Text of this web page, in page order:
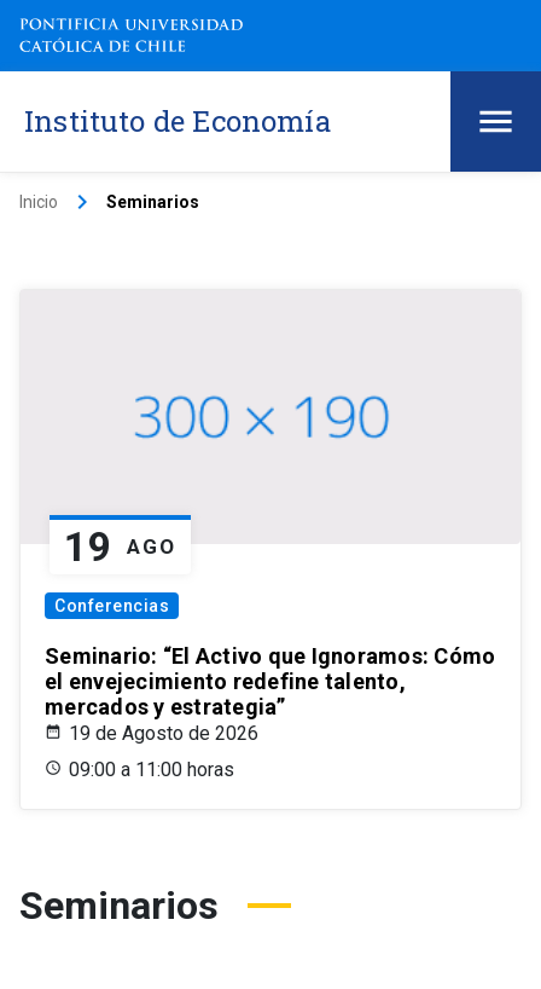
Instituto de Economía
Inicio keyboard_arrow_right Seminarios
19 AGO
Conferencias
Seminario: “El Activo que Ignoramos: Cómo
el envejecimiento redefine talento,
mercados y estrategia”
19 de Agosto de 2026
09:00 a 11:00 horas
Seminarios